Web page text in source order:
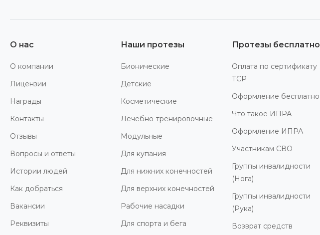
О нас
О компании
Лицензии
Награды
Контакты
Отзывы
Вопросы и ответы
Истории людей
Как добраться
Вакансии
Реквизиты
Наши протезы
Бионические
Детские
Косметические
Лечебно-тренировочные
Модульные
Для купания
Для нижних конечностей
Для верхних конечностей
Рабочие насадки
Для спорта и бега
Протезы бесплатно
Оплата по сертификату
ТСР
Оформление бесплатно
Что такое ИПРА
Оформление ИПРА
Участникам СВО
Группы инвалидности
(Нога)
Группы инвалидности
(Рука)
Возврат средств